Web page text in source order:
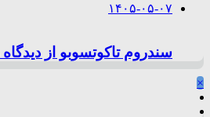
۱۴۰۵-۰۵-۰۷
سندروم تاکوتسوبو از
×